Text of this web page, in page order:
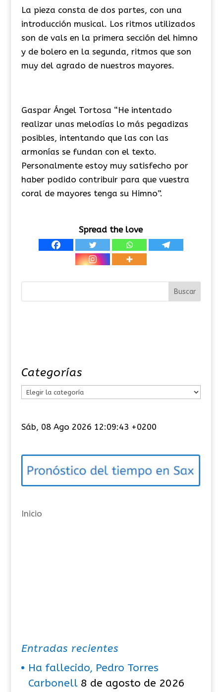
La pieza consta de dos partes, con una
introducción musical. Los ritmos utilizados
son de vals en la primera sección del himno
y de bolero en la segunda, ritmos que son
muy del agrado de nuestros mayores.
Gaspar Ángel Tortosa “He intentado
realizar unas melodías lo más pegadizas
posibles, intentando que las con las
armonías se fundan con el texto.
Personalmente estoy muy satisfecho por
haber podido contribuir para que vuestra
coral de mayores tenga su Himno”.
Spread the love
Categorías
e
o
í
s
Sáb, 08 Ago 2026 12:09:44 +0200
Inicio
Entradas recientes
Ha fallecido, Pedro Torres
Carbonell 8 de agosto de 2026